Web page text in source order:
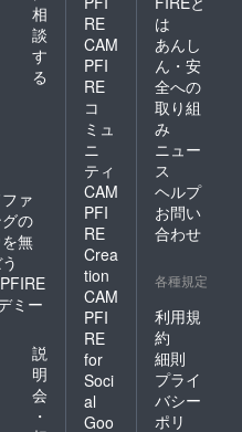
相
談
す
る
ァ
の
無
ミー
説
明
会
・
RE
CAM
PFI
RE
コ
ミュ
ニ
ティ
CAM
PFI
RE
Crea
tion
CAM
PFI
RE
for
Soci
al
Goo
は
あんし
ん・安
全への
取り組
み
ニュー
ス
ヘルプ
お問い
合わせ
各種規定
利用規
約
細則
プライ
バシー
ポリ